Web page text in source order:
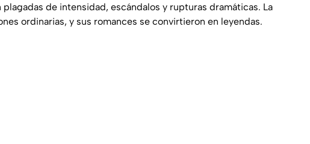
de intensidad, escándalos y rupturas dramáticas. La
ordinarias, y sus romances se convirtieron en leyendas.